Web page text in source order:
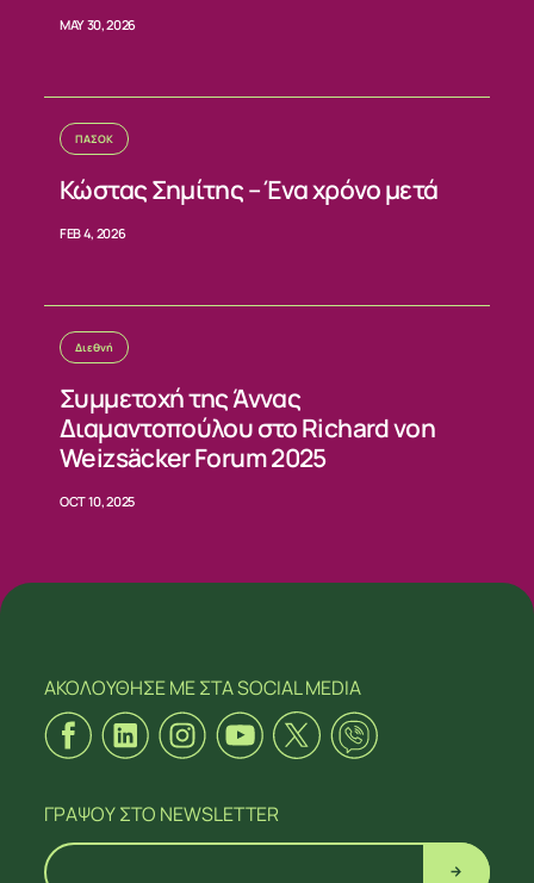
MAY 30, 2026
ΠΑΣΟΚ
Κώστας Σημίτης – Ένα χρόνο μετά
FEB 4, 2026
Διεθνή
Συμμετοχή της Άννας
Διαμαντοπούλου στο Richard von
Weizsäcker Forum 2025
OCT 10, 2025
ΑΚΟΛΟΥΘΗΣΕ ΜΕΣΤΑ SOCIAL MEDIA
ΓΡΑΨΟΥΣΤΟ NEWSLETTER